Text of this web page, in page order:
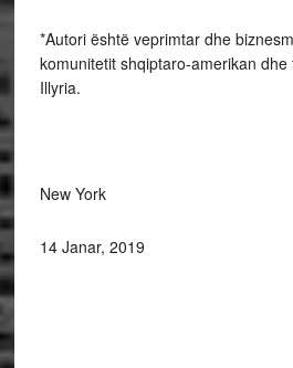
*Autori është veprimtar dhe
komunitetit shqiptaro-amerikan
Illyria.
New York
14 Janar, 2019